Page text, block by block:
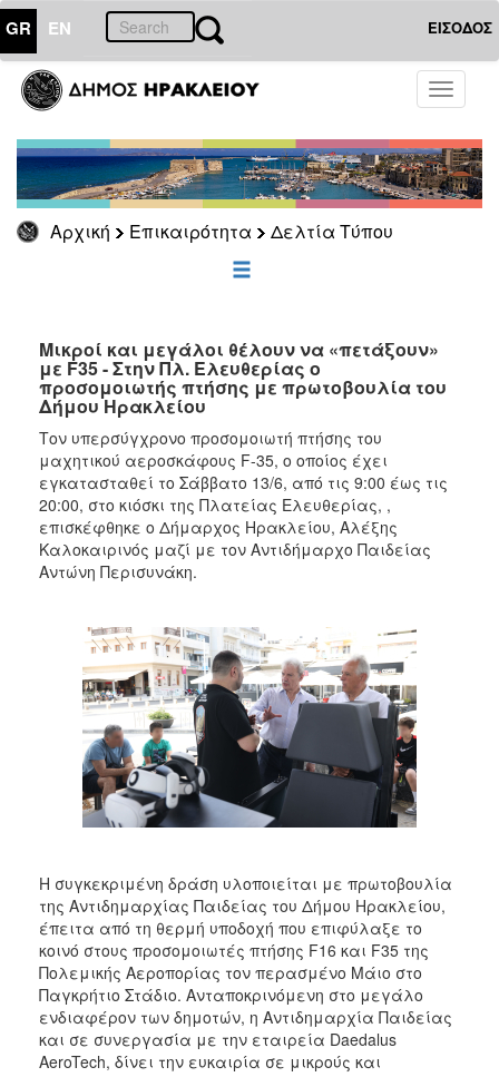
GR EN ΕΙΣΟΔΟΣ
Toggle
Αρχική Επικαιρότητα Δελτία Τύπου
ΕΠΙΚΑΙΡΟΤΗΤΑ
Τύπου
Αρχείο
ΕΠΙΣΚΕΠΤΗΣ
ΗΡΑΚΛΕΙΟ
Μικροί και μεγάλοι θέλουν να «πετάξουν»
με F35 - Στην Πλ. Ελευθερίας ο
προσομοιωτής πτήσης με πρωτοβουλία του
Δήμου Ηρακλείου
Τον υπερσύγχρονο προσομοιωτή πτήσης του
μαχητικού αεροσκάφους F-35, ο οποίος έχει
εγκατασταθεί το Σάββατο 13/6, από τις 9:00 έως τις
20:00, στο κιόσκι της Πλατείας Ελευθερίας, ,
επισκέφθηκε ο Δήμαρχος Ηρακλείου, Αλέξης
Καλοκαιρινός μαζί με τον Αντιδήμαρχο Παιδείας
Αντώνη Περισυνάκη.
Η συγκεκριμένη δράση υλοποιείται με πρωτοβουλία
της Αντιδημαρχίας Παιδείας του Δήμου Ηρακλείου,
έπειτα από τη θερμή υποδοχή που επιφύλαξε το
κοινό στους προσομοιωτές πτήσης F16 και F35 της
Πολεμικής Αεροπορίας τον περασμένο Μάιο στο
Παγκρήτιο Στάδιο. Ανταποκρινόμενη στο μεγάλο
ενδιαφέρον των δημοτών, η Αντιδημαρχία Παιδείας
και σε συνεργασία με την εταιρεία Daedalus
AeroTech, δίνει την ευκαιρία σε μικρούς και